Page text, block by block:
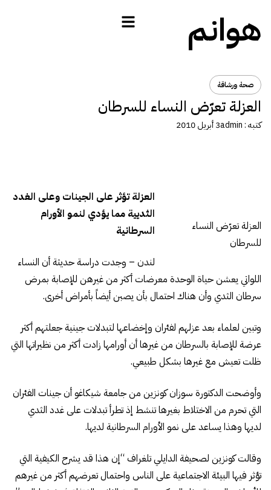
هوانم
صحة ورشاقة
العزلة تعرّض النساء للسرطان
كتبه :admin3 أبريل 2010
العزلة تعرّض النساء
للسرطان
العزلة تؤثر على الجينات وعلى الغدد
الثديية مما يؤدي لنمو الأورام
السرطانية
لندن – وجدت دراسة حديثة أن النساء
اللواتي يعشن حياة الوحدة معرضات أكثر من غيرهن للإصابة بمرض
سرطان الثدي وأن هناك احتمال بأن يصبن أيضاً بأمراض أخرى.
وتبين لعلماء بعد عزلهم لفئران وإخضاعها لتبدلات جينية جعلتهم أكثر
عرضة للإصابة بالسرطان من غيرها أن أورامها زادت أكثر من نظيراتها التي
ظلت تعيش مع غيرها بشكل طبيعي.
وأوضحت الدكتورة سوزان كونزين من جامعة شيكاغو أن جينات الفئران
التي تحرم من الاختلاط بغيرها تنشط إذ تطرأ تبدلات على غدد الثدي
لديها وهذا يساعد على نمو الأورام السرطانية لديها.
وقالت كونزين لصحيفة الدايلي تلغراف “إن هذا قد يشرح الكيفية التي
تؤثر فيها البيئة الاجتماعية على الناس واحتمال تعرضهم أكثر من غيرهم